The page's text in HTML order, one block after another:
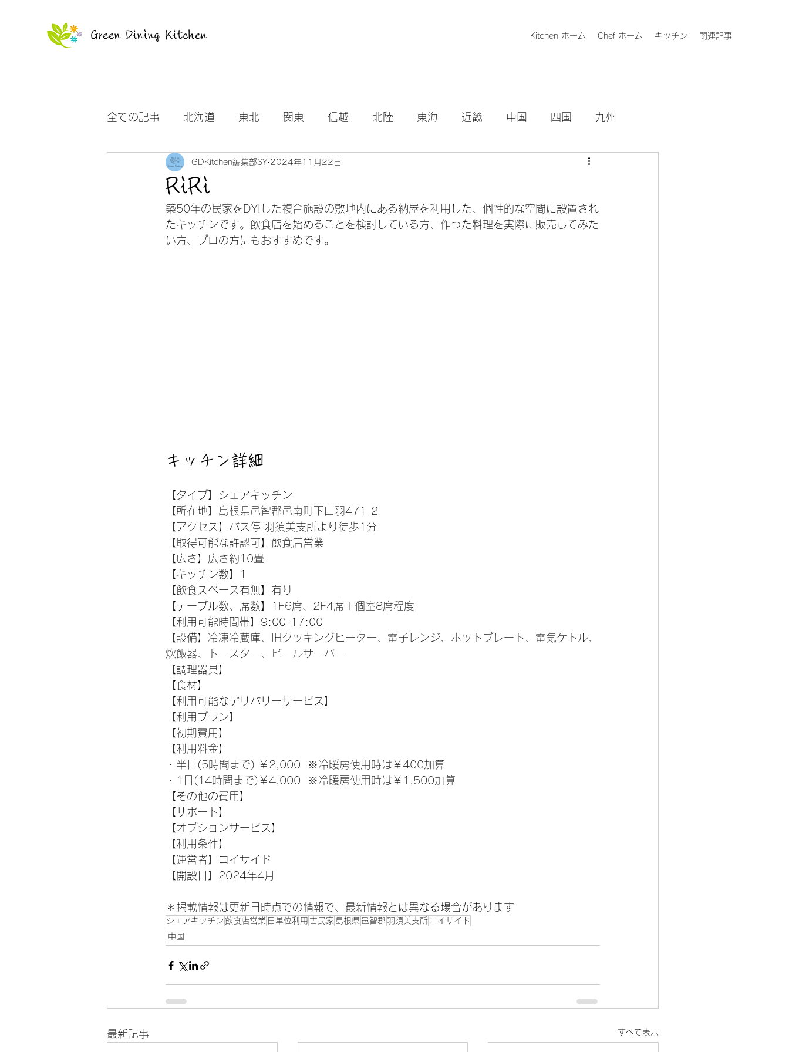
Green Dining Kitchen Kitchen ホーム Chef ホーム キッチン 関連記事
全ての記事 北海道 東北 関東 信越 北陸 東海 近畿 中国 四国 九州
お知らせ
RiRi
GDKitchen編集部SY 2024年11月22日
築50年の民家をDYIした複合施設の敷地内にある納屋を利用した、個性的な空間に設置され
たキッチンです。飲食店を始めることを検討している方、作った料理を実際に販売してみた
い方、プロの方にもおすすめです。
キッチン詳細
【タイプ】シェアキッチン
【所在地】 島根県邑智郡邑南町下口羽471-2
【アクセス】 バス停 羽須美支所より徒歩1分
【取得可能な許認可】飲食店営業
【広さ】 広さ約10畳
【キッチン数】1
【飲食スペース有無】有り
【テーブル数、席数】
1F6席、2F4席＋個室8席程度
【利用可能時間帯】9:00-17:00
【設備】 冷凍冷蔵庫、IHクッキングヒーター、電子レンジ、ホットプレート、電気ケトル、
炊飯器、トースター、ビールサーバー
【調理器具】
【食材】
【利用可能なデリバリーサービス】
【利用プラン】
【初期費用】
【利用料金】
・半日(5時間まで) ￥2,000  ※冷暖房使用時は￥400加算
・1日(14時間まで)￥4,000  ※冷暖房使用時は￥1,500加算
【その他の費用】
【サポート】
【オプションサービス】
【利用条件】
【運営者】コイサイド
【開設日】2024年4月
＊掲載情報は更新日時点での情報で、最新情報とは異なる場合があります
シェアキッチン 飲食店営業 日単位利用 古民家 島根県 邑智郡 羽須美支所 コイサイド
中国
最新記事 すべて表示